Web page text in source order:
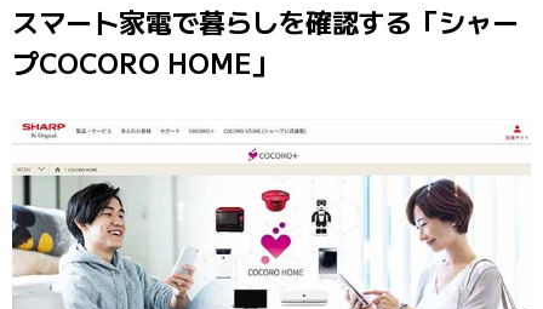
スマート家電で暮らしを確認する「シャー
プCOCORO HOME」